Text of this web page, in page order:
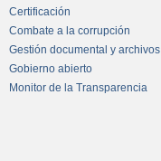
Certificación
Combate a la corrupción
Gestión documental y archivos
Gobierno abierto
Monitor de la Transparencia